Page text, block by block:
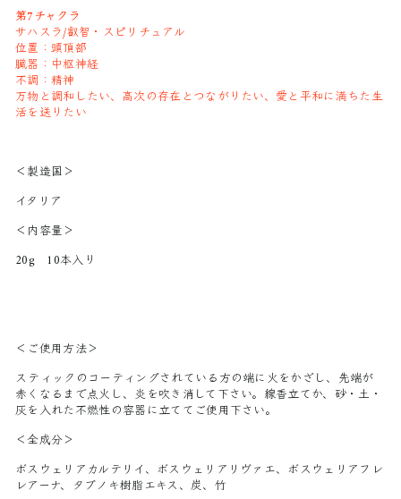
第7チャクラ
サハスラ/叡智・スピリチュアル
位置：頭頂部
臓器：中枢神経
不調：精神
万物と調和したい、高次の存在とつながりたい、愛と平和に満ちた生
活を送りたい
＜製造国＞
イタリア
＜内容量＞
20g 10本入り
＜ご使用方法＞
スティックのコーティングされている方の端に火をかざし、先端が
赤くなるまで点火し、炎を吹き消して下さい。線香立てか、砂・土・
灰を入れた不燃性の容器に立ててご使用下さい。
＜全成分＞
ボスウェリアカルテリイ、ボスウェリアリヴァエ、ボスウェリアフレ
レアーナ、タブノキ樹脂エキス、炭、竹